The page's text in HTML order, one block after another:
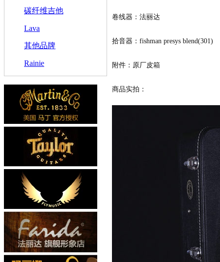
碳纤维吉他
Lava
其他品牌
Rainie
卷线器：法丽达
拾音器：fishman presys blend(301)
附件：原厂皮箱
商品实拍 ：